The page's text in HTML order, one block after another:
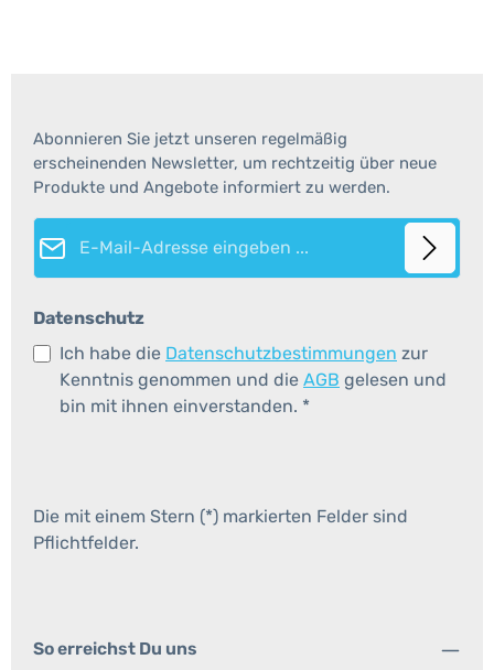
Abonnieren Sie jetzt unseren regelmäßig
erscheinenden Newsletter, um rechtzeitig über neue
Produkte und Angebote informiert zu werden.
E-Mail-Adresse*
Datenschutz
Ich habe die Datenschutzbestimmungen zur
Kenntnis genommen und die AGB gelesen und
bin mit ihnen einverstanden. *
Die mit einem Stern (*) markierten Felder sind
Pflichtfelder.
So erreichst Du uns